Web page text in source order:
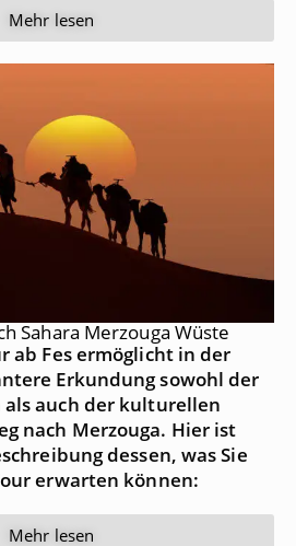
Mehr lesen
Sahara Merzouga Wüste
ab Fes ermöglicht in der
Erkundung sowohl der
auch der kulturellen
nach Merzouga. Hier ist
dessen, was Sie
erwarten können:
Mehr lesen